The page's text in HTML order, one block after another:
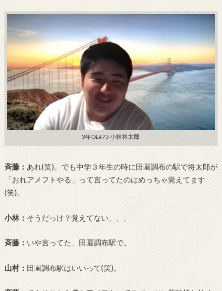
3年OL#75 小林将太郎
斉藤： あれ(笑)。でも中学３年生の時に田園調布の駅で将太郎が
「おれアメフトやる」って言ってたのはめっちゃ覚えてます
(笑)。
小林： そうだっけ？覚えてない、、、
斉藤： いや言ってた、田園調布駅で。
山村： 田園調布駅はいいって(笑)。